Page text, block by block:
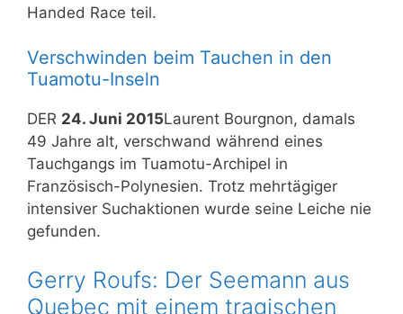
Handed Race teil.
Verschwinden beim Tauchen in den
Tuamotu-Inseln
DER 24. Juni 2015Laurent Bourgnon, damals
49 Jahre alt, verschwand während eines
Tauchgangs im Tuamotu-Archipel in
Französisch-Polynesien. Trotz mehrtägiger
intensiver Suchaktionen wurde seine Leiche nie
gefunden.
Gerry Roufs: Der Seemann aus
Quebec mit einem tragischen